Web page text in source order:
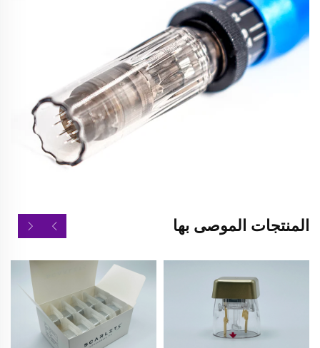
المنتجات الموصى بها